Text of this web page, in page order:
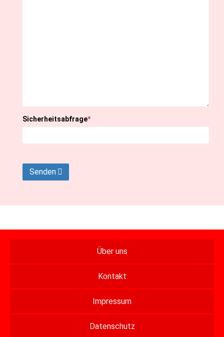
Sicherheitsabfrage*
Senden
Über uns
Kontakt
Impressum
Datenschutz